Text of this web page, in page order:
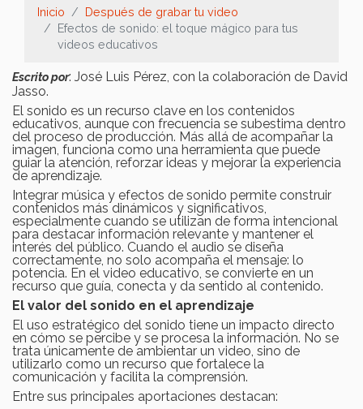
Inicio
Después de grabar tu video
Efectos de sonido: el toque mágico para tus
videos educativos
Escrito por: José Luis Pérez, con la colaboración de David
Jasso.
El sonido es un recurso clave en los contenidos
educativos, aunque con frecuencia se subestima dentro
del proceso de producción. Más allá de acompañar la
imagen, funciona como una herramienta que puede
guiar la atención, reforzar ideas y mejorar la experiencia
de aprendizaje.
Integrar música y efectos de sonido permite construir
contenidos más dinámicos y significativos,
especialmente cuando se utilizan de forma intencional
para destacar información relevante y mantener el
interés del público. Cuando el audio se diseña
correctamente, no solo acompaña el mensaje: lo
potencia. En el video educativo, se convierte en un
recurso que guía, conecta y da sentido al contenido.
El valor del sonido en el aprendizaje
El uso estratégico del sonido tiene un impacto directo
en cómo se percibe y se procesa la información. No se
trata únicamente de ambientar un video, sino de
utilizarlo como un recurso que fortalece la
comunicación y facilita la comprensión.
Entre sus principales aportaciones destacan: